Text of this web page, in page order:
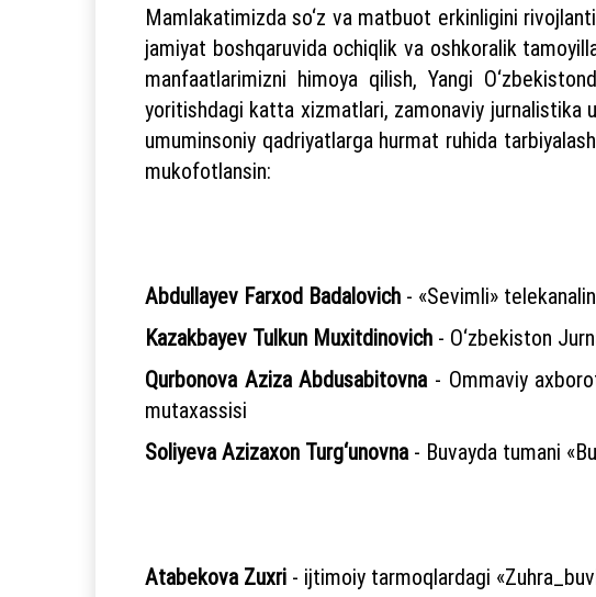
Mamlakatimizda so‘z va matbuot erkinligini
jamiyat boshqaruvida ochiqlik va oshkoralik
manfaatlarimizni himoya qilish, Yangi
yoritishdagi katta xizmatlari, zamonaviy jurnalistika
umuminsoniy qadriyatlarga hurmat ruhida
mukofotlansin:
Abdullayev Farxod Badalovich - «Sevimli»
Kazakbayev Tulkun Muxitdinovich - O‘zbekiston
Qurbonova Aziza Abdusabitovna- Ommaviy
mutaxassisi
Soliyeva Azizaxon Turg‘unovna- Buvayda tumani
Atabekova Zuxri - ijtimoiy tarmoqlardagi